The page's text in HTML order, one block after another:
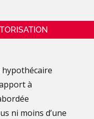
à
ni moins d’une